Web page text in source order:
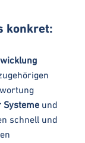
konkret:
Systeme und
schnell und